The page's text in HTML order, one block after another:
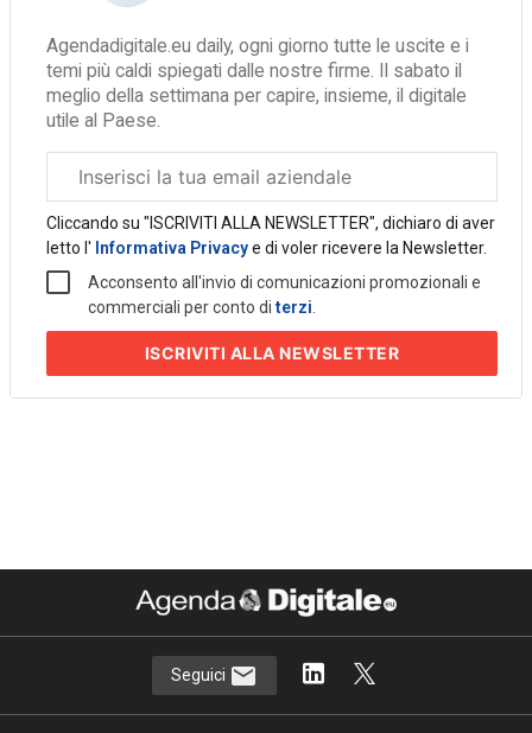
Agendadigitale.eu daily, ogni giorno tutte le uscite e i
temi più caldi spiegati dalle nostre firme. Il sabato il
meglio della settimana per capire, insieme, il digitale
utile al Paese.
aziendale
Cliccando su "ISCRIVITI ALLA NEWSLETTER", dichiaro di aver
letto l' Informativa Privacye di voler ricevere la Newsletter.
Acconsento all'invio di comunicazioni promozionali e
commerciali per conto diterzi
ISCRIVITI ALLA NEWSLETTER
Seguici